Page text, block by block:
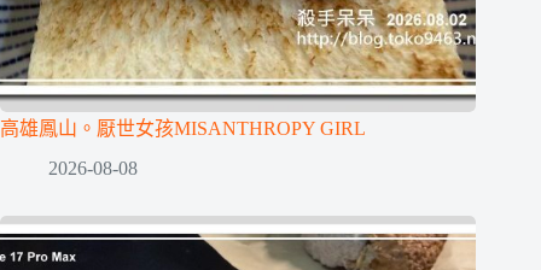
高雄鳳山。厭世女孩MISANTHROPY GIRL
2026-08-08